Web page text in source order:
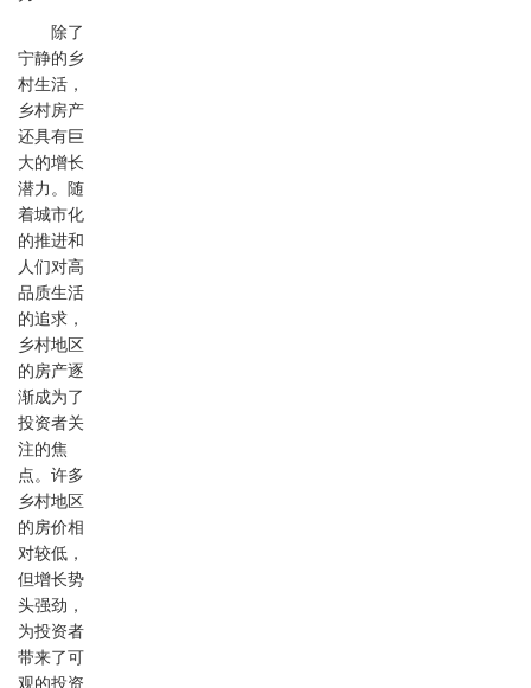
除了
宁静的乡
村生活，
乡村房产
还具有巨
大的增长
潜力。随
着城市化
的推进和
人们对高
品质生活
的追求，
乡村地区
的房产逐
渐成为了
投资者关
注的焦
点。许多
乡村地区
的房价相
对较低，
但增长势
头强劲，
为投资者
带来了可
观的投资